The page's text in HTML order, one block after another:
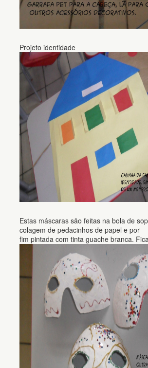
Projeto identidade
Estas máscaras são feitas na bola de
colagem de pedacinhos de papel e por
fim pintada com tinta guache branca.